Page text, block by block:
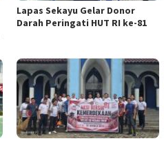
Lapas Sekayu Gelar Donor
Darah Peringati HUT RI ke-81